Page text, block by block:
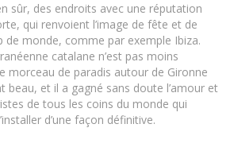
sûr, des endroits avec une réputation
qui renvoient l’image de fête et de
de monde, comme par exemple Ibiza.
catalane n’est pas moins
morceau de paradis autour de Gironne
beau, et il a gagné sans doute l’amour et
de tous les coins du monde qui
d’une façon définitive.